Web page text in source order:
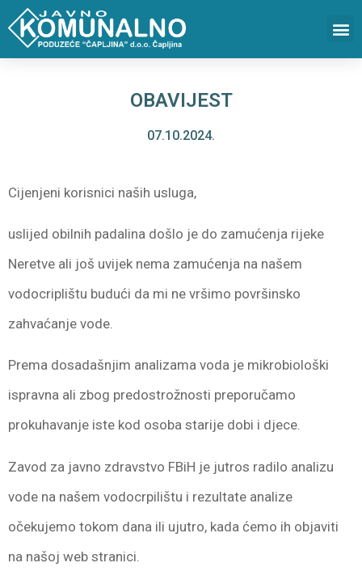
OBAVIJEST
07.10.2024.
Cijenjeni korisnici naših usluga,
uslijed obilnih padalina došlo je do zamućenja rijeke
Neretve ali još uvijek nema zamućenja na našem
vodocriplištu budući da mi ne vršimo površinsko
zahvaćanje vode.
Prema dosadašnjim analizama voda je mikrobiološki
ispravna ali zbog predostrožnosti preporučamo
prokuhavanje iste kod osoba starije dobi i djece.
Zavod za javno zdravstvo FBiH je jutros radilo analizu
vode na našem vodocrpilištu i rezultate analize
očekujemo tokom dana ili ujutro, kada ćemo ih objaviti
na našoj web stranici.